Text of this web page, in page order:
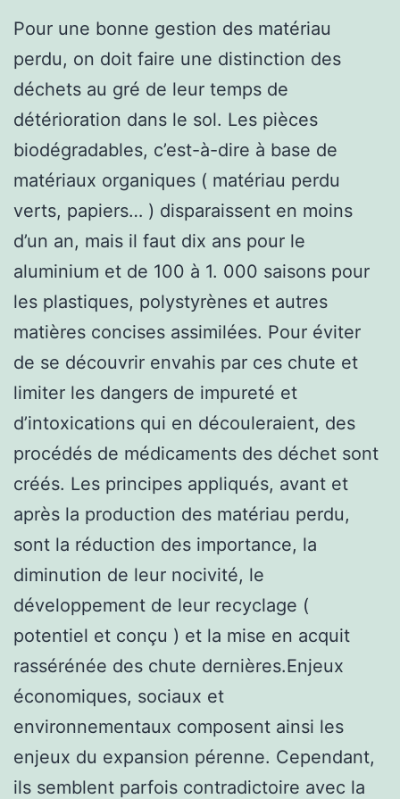
Pour une bonne gestion des matériau
perdu, on doit faire une distinction des
déchets au gré de leur temps de
détérioration dans le sol. Les pièces
biodégradables, c’est-à-dire à base de
matériaux organiques ( matériau perdu
verts, papiers… ) disparaissent en moins
d’un an, mais il faut dix ans pour le
aluminium et de 100 à 1. 000 saisons pour
les plastiques, polystyrènes et autres
matières concises assimilées. Pour éviter
de se découvrir envahis par ces chute et
limiter les dangers de impureté et
d’intoxications qui en découleraient, des
procédés de médicaments des déchet sont
créés. Les principes appliqués, avant et
après la production des matériau perdu,
sont la réduction des importance, la
diminution de leur nocivité, le
développement de leur recyclage (
potentiel et conçu ) et la mise en acquit
rassérénée des chute dernières.Enjeux
économiques, sociaux et
environnementaux composent ainsi les
enjeux du expansion pérenne. Cependant,
ils semblent parfois contradictoire avec la